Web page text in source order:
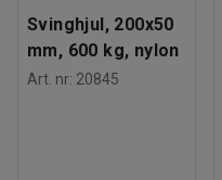
Svinghjul, 200x50
mm, 600 kg, nylon
Art. nr: 20845